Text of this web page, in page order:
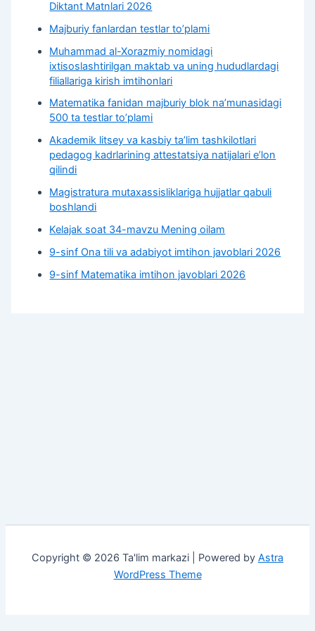
Diktant Matnlari 2026
Majburiy fanlardan testlar to’plami
Muhammad al-Xorazmiy nomidagi
ixtisoslashtirilgan maktab va uning hududlardagi
filiallariga kirish imtihonlari
Matematika fanidan majburiy blok na’munasidagi
500 ta testlar to’plami
Akademik litsey va kasbiy taʼlim tashkilotlari
pedagog kadrlarining attestatsiya natijalari e’lon
qilindi
Magistratura mutaxassisliklariga hujjatlar qabuli
boshlandi
Kelajak soat 34-mavzu Mening oilam
9-sinf Ona tili va adabiyot imtihon javoblari 2026
9-sinf Matematika imtihon javoblari 2026
Copyright © 2026 Ta'lim markazi | Powered by Astra
WordPress Theme